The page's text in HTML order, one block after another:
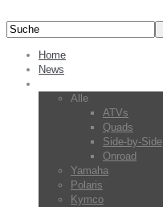
Home
News
Alle
ATVs
Quads
Side-by-Side
Onroad
Yamaha
Polaris
Kymco